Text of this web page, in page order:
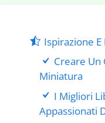
Ispirazione E
Creare Un
Miniatura
I Migliori
Appassionati